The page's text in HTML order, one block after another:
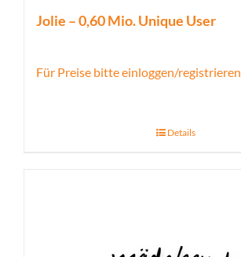
Jolie – 0,60 Mio. Unique User
Für Preise bitte einloggen/registrieren
Details